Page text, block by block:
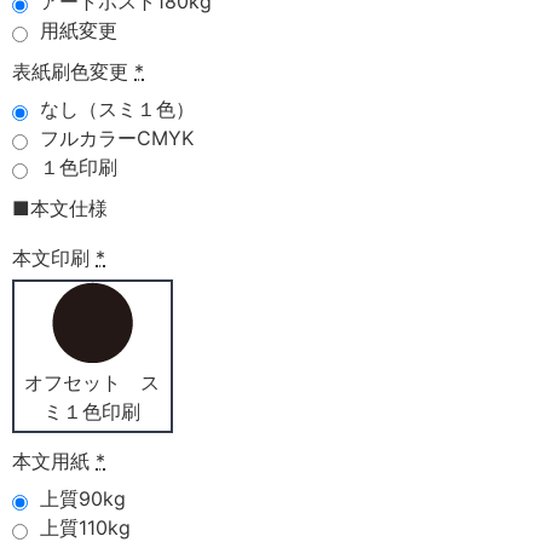
用紙変更
表紙刷色変更 *
なし（スミ１色）
フルカラーCMYK
１色印刷
■本文仕様
本文印刷 *
オフセット ス
ミ１色印刷
本文用紙 *
上質90kg
上質110kg